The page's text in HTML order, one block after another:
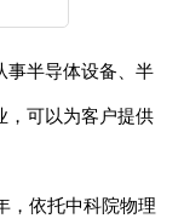
事半导体设备、半
可以为客户提供
，依托中科院物理